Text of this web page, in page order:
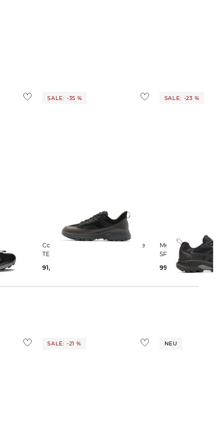
SALE: -35 %
Columbia | Herren Wanderschuhe
TELLURIX TITANUM OUTDRY
91,15 €
SALE: -23 %
Merrell | Herren Wanderschuhe
SPEED STRIKE 2
99,55 €
130,00 €
SALE: -21 % NEU